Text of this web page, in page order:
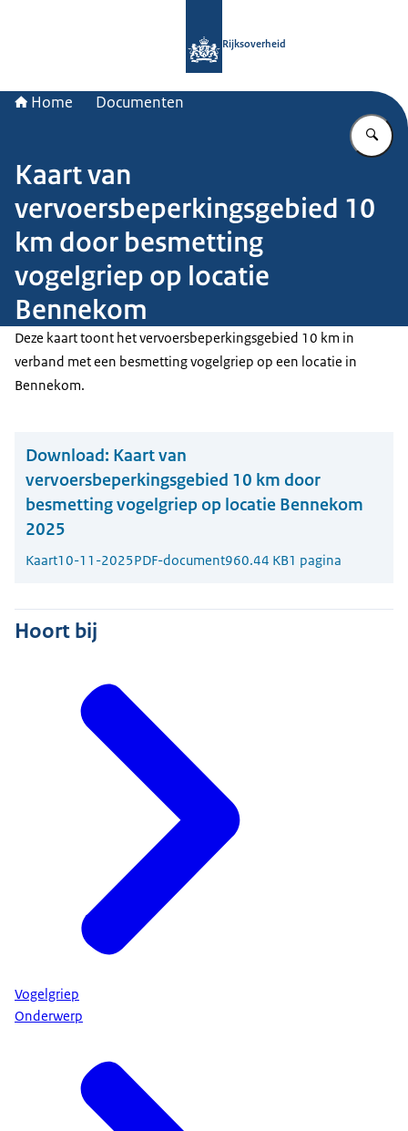
Rijksoverheid
Home Documenten
Kaart van
vervoersbeperkingsgebied 10
km door besmetting
vogelgriep op locatie
Bennekom
Deze kaart toont het vervoersbeperkingsgebied 10 km in
verband met een besmetting vogelgriep op een locatie in
Bennekom.
Download: Kaart van
vervoersbeperkingsgebied 10 km door
besmetting vogelgriep op locatie Bennekom
2025
Kaart10-11-2025PDF-document960.44 KB1 pagina
Hoort bij
Vogelgriep
Onderwerp